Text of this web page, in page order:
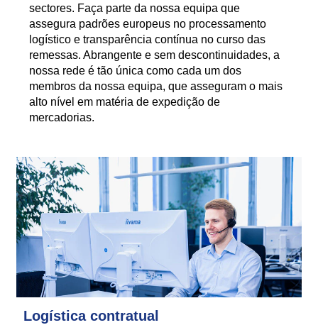
sectores. Faça parte da nossa equipa que
assegura padrões europeus no processamento
logístico e transparência contínua no curso das
remessas. Abrangente e sem descontinuidades, a
nossa rede é tão única como cada um dos
membros da nossa equipa, que asseguram o mais
alto nível em matéria de expedição de
mercadorias.
Logística contratual